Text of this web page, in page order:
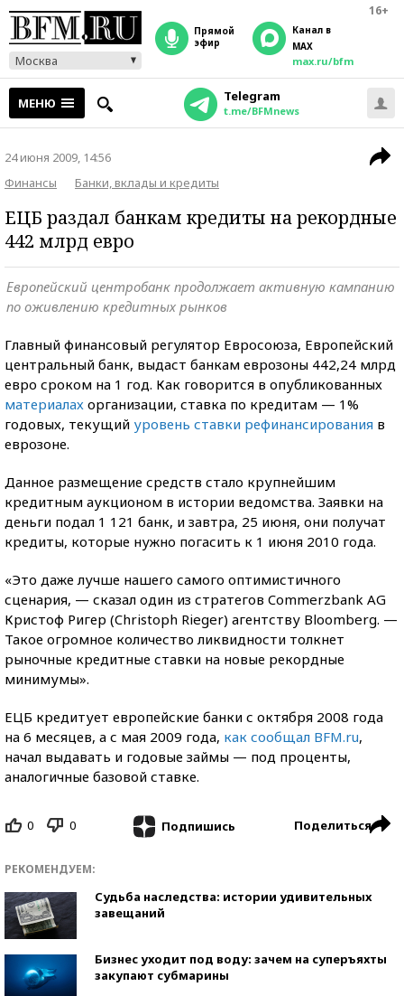
16+
Москва
прямой
эфир
Канал в
MAX
max.ru/bfm
МЕНЮ Telegram
t.me/BFMnews
24 июня 2009, 14:56
Финансы
Банки, вклады и кредиты
ЕЦБ раздал банкам кредиты на рекордные
442 млрд евро
Европейский центробанк продолжает активную кампанию
по оживлению кредитных рынков
Главный финансовый регулятор Евросоюза, Европейский
центральный банк, выдаст банкам еврозоны 442,24 млрд
евро сроком на 1 год. Как говорится в опубликованных
материалах организации, ставка по кредитам — 1%
годовых, текущий уровень ставки рефинансирования в
еврозоне.
Данное размещение средств стало крупнейшим
кредитным аукционом в истории ведомства. Заявки на
деньги подал 1 121 банк, и завтра, 25 июня, они получат
кредиты, которые нужно погасить к 1 июня 2010 года.
«Это даже лучше нашего самого оптимистичного
сценария, — сказал один из стратегов Commerzbank AG
Кристоф Ригер (Christoph Rieger) агентству Bloomberg. —
Такое огромное количество ликвидности толкнет
рыночные кредитные ставки на новые рекордные
минимумы».
ЕЦБ кредитует европейские банки с октября 2008 года
на 6 месяцев, а с мая 2009 года, как сообщал BFM.ru,
начал выдавать и годовые займы — под проценты,
аналогичные базовой ставке.
0 0 Подпишись Поделиться
РЕКОМЕНДУЕМ:
Судьба наследства: истории удивительных
завещаний
Бизнес уходит под воду: зачем на суперъяхты
закупают субмарины